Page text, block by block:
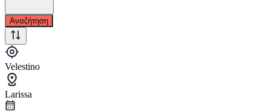
Αναζήτηση
Velestino
Larissa